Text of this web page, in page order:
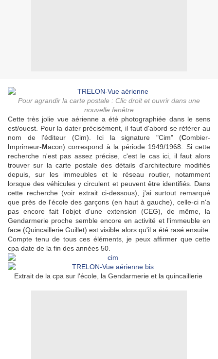
Pour agrandir la carte postale : Clic droit et ouvrir dans une
nouvelle fenêtre
Cette très jolie vue aérienne a été photographiée dans le sens
est/ouest. Pour la dater précisément, il faut d'abord se référer au
nom de l'éditeur (Cim). Ici la signature "Cim" (Combier-
Imprimeur-Macon) correspond à la période 1949/1968. Si cette
recherche n'est pas assez précise, c'est le cas ici, il faut alors
trouver sur la carte postale des détails d'architecture modifiés
depuis, sur les immeubles et le réseau routier, notamment
lorsque des véhicules y circulent et peuvent être identifiés. Dans
cette recherche (voir extrait ci-dessous), j'ai surtout remarqué
que près de l'école des garçons (en haut à gauche), celle-ci n'a
pas encore fait l'objet d'une extension (CEG), de même, la
Gendarmerie proche semble encore en activité et l'immeuble en
face (Quincaillerie Guillet) est visible alors qu'il a été rasé ensuite.
Compte tenu de tous ces éléments, je peux affirmer que cette
cpa date de la fin des années 50.
Extrait de la cpa sur l'école, la Gendarmerie et la quincaillerie